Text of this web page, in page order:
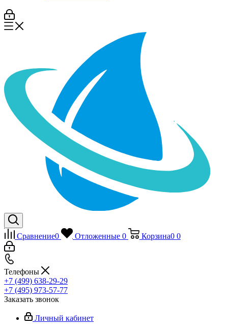
Сравнение0 Отложенные 0 Корзина0 0
Телефоны
+7 (499) 638-29-29
+7 (495) 973-57-77
Заказать звонок
Личный кабинет